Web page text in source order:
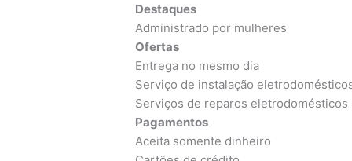
Destaques
Administrado por mulheres
Ofertas
Entrega no mesmo dia
Serviço de instalação
Serviços de reparos eletrodomésticos
Pagamentos
Aceita somente dinheiro